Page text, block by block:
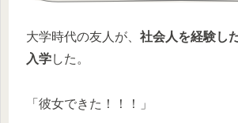
大学時代の友人が、 社会人を経験し
入学した。
「彼女できた！！！」